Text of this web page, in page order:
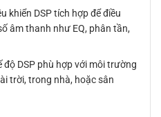
khiển DSP tích hợp để điều
âm thanh như EQ, phân tần,
độ DSP phù hợp với môi trường
trời, trong nhà, hoặc sân